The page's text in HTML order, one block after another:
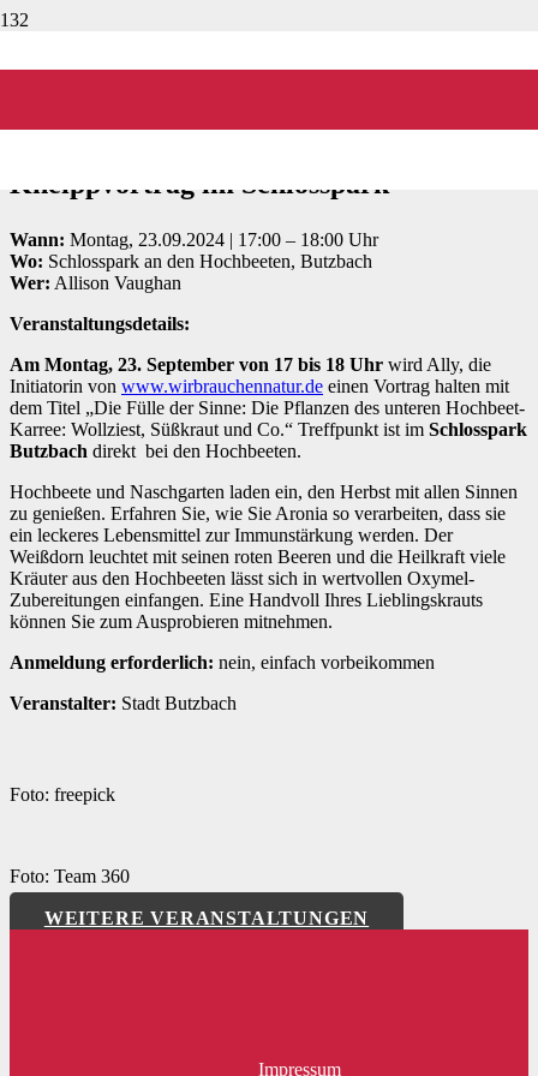
Kneippvortrag im Schlosspark
Wann: Montag, 23.09.2024 | 17:00 – 18:00 Uhr
Wo: Schlosspark an den Hochbeeten, Butzbach
Wer: Allison Vaughan
Veranstaltungsdetails:
Am Montag, 23. September von 17 bis 18 Uhr wird Ally, die
Initiatorin von www.wirbrauchennatur.de einen Vortrag halten mit
dem Titel „Die Fülle der Sinne: Die Pflanzen des unteren Hochbeet-
Karree: Wollziest, Süßkraut und Co.“ Treffpunkt ist im Schlosspark
Butzbach direkt bei den Hochbeeten.
Hochbeete und Naschgarten laden ein, den Herbst mit allen Sinnen
zu genießen. Erfahren Sie, wie Sie Aronia so verarbeiten, dass sie
ein leckeres Lebensmittel zur Immunstärkung werden. Der
Weißdorn leuchtet mit seinen roten Beeren und die Heilkraft viele
Kräuter aus den Hochbeeten lässt sich in wertvollen Oxymel-
Zubereitungen einfangen. Eine Handvoll Ihres Lieblingskrauts
können Sie zum Ausprobieren mitnehmen.
Anmeldung erforderlich: nein, einfach vorbeikommen
Veranstalter: Stadt Butzbach
Foto: freepick
Foto: Team 360
WEITERE VERANSTALTUNGEN
Impressum